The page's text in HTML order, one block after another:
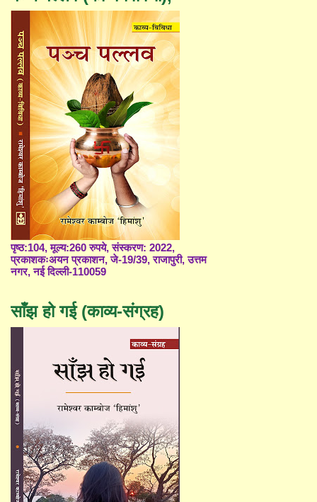
पृष्ठ:104, मूल्य:260 रुपये, संस्करण: 2022,
प्रकाशकःअयन प्रकाशन, जे-19/39, राजापुरी, उत्तम
नगर, नई दिल्ली-110059
साँझ हो गई (काव्य-संग्रह)